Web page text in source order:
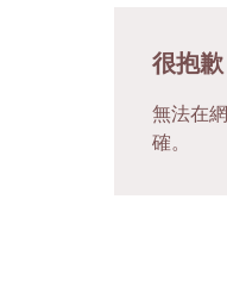
很抱歉
無法在
確。